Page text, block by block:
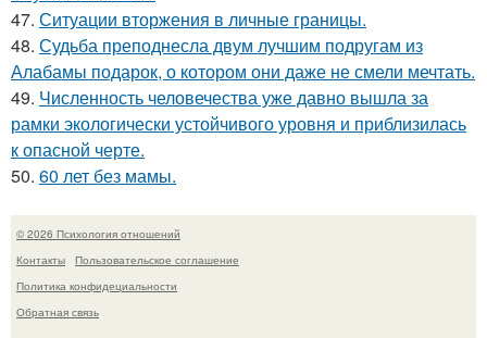
47. Ситуации вторжения в личные границы.
48. Судьба преподнесла двум лучшим подругам из
Алабамы подарок, о котором они даже не смели мечтать.
49. Численность человечества уже давно вышла за
рамки экологически устойчивого уровня и приблизилась
к опасной черте.
50. 60 лет без мамы.
© 2026 Психология отношений
Контакты
Пользовательское соглашение
Политика конфидециальности
Обратная связь